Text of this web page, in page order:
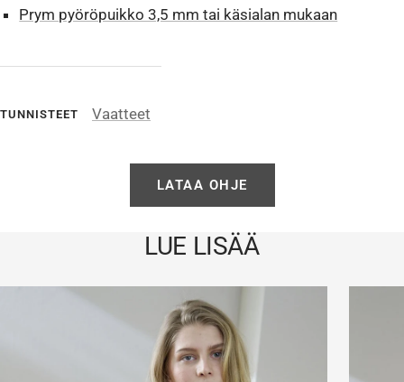
TUNNISTEET Vaatteet
Prym pyöröpuikko 3,5 mm tai käsialan mukaan
LATAA OHJE
LUE LISÄÄ